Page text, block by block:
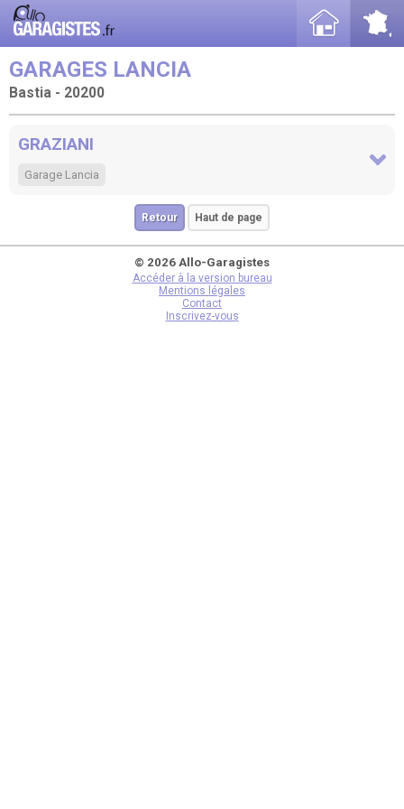
GARAGES LANCIA
Bastia - 20200
GRAZIANI
Garage Lancia
Retour Haut de page
© 2026 Allo-Garagistes
Accéder à la version bureau
Mentions légales
Contact
Inscrivez-vous